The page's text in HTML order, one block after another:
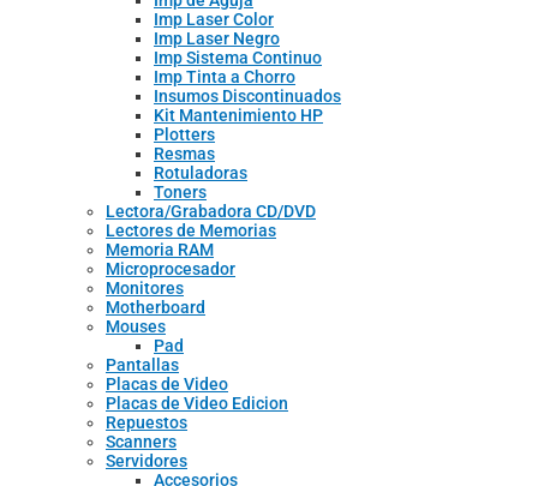
Imp Laser Color
Imp Laser Negro
Imp Sistema Continuo
Imp Tinta a Chorro
Insumos Discontinuados
Kit Mantenimiento HP
Plotters
Resmas
Rotuladoras
Toners
Lectora/Grabadora CD/DVD
Lectores de Memorias
Memoria RAM
Microprocesador
Monitores
Motherboard
Mouses
Pad
Pantallas
Placas de Video
Placas de Video Edicion
Repuestos
Scanners
Servidores
Accesorios